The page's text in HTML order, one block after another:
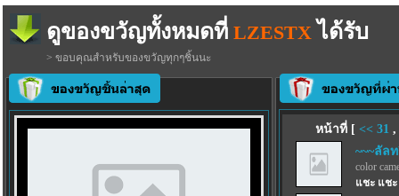
ดูของขวัญทั้งหมดที่ LZESTX ได้รับ
> ขอบคุณสำหรับของขวัญทุกๆชิ้นนะ
หน้าที่ [ << 31 ,
~~~ลัล
color
แชะ แช